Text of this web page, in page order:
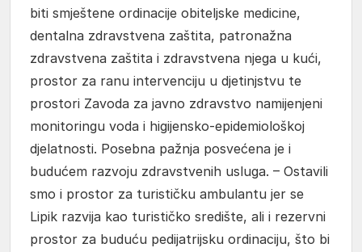
biti smještene ordinacije obiteljske medicine,
dentalna zdravstvena zaštita, patronažna
zdravstvena zaštita i zdravstvena njega u kući,
prostor za ranu intervenciju u djetinjstvu te
prostori Zavoda za javno zdravstvo namijenjeni
monitoringu voda i higijensko-epidemiološkoj
djelatnosti. Posebna pažnja posvećena je i
budućem razvoju zdravstvenih usluga. – Ostavili
smo i prostor za turističku ambulantu jer se
Lipik razvija kao turističko središte, ali i rezervni
prostor za buduću pedijatrijsku ordinaciju, što bi